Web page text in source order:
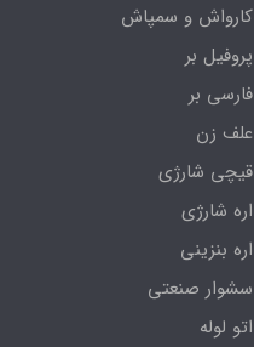
کارواش و سمپاش
پروفیل بر
فارسی بر
علف زن
قیچی شارژی
اره شارژی
اره بنزینی
سشوار صنعتی
اتو لوله